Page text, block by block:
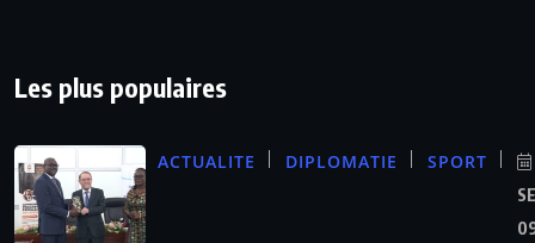
Les plus populaires
ACTUALITE DIPLOMATIE SPORT